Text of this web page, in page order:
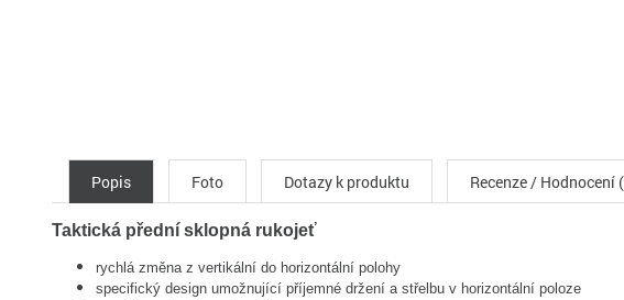
Popis Foto Dotazy k produktu Recenze / Hodnocení
Taktická přední sklopná rukojeť
rychlá změna z vertikální do horizontální polohy
specifický design umožnující příjemné držení a střelbu v horizontální poloze